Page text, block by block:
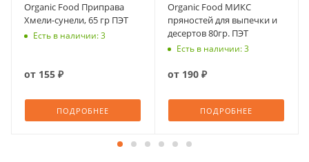
Organic Food Приправа
Хмели-сунели, 65 гр ПЭТ
Есть в наличии: 3
от 155 ₽
ПОДРОБНЕЕ
Organic Food МИКС
пряностей для выпечки и
десертов 80гр. ПЭТ
Есть в наличии: 3
от 190 ₽
ПОДРОБНЕЕ